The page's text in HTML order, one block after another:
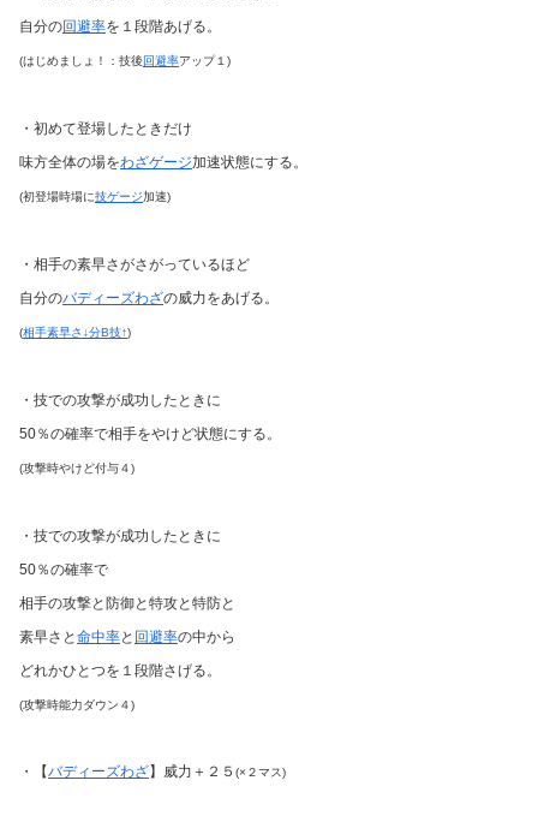
自分の回避率を１段階あげる。
(はじめましょ！：技後回避率アップ１)
・初めて登場したときだけ
味方全体の場をわざゲージ加速状態にする。
(初登場時場に技ゲージ加速)
・相手の素早さがさがっているほど
自分のバディーズわざの威力をあげる。
(相手素早さ↓分B技↑)
・技での攻撃が成功したときに
50％の確率で相手をやけど状態にする。
(攻撃時やけど付与４)
・技での攻撃が成功したときに
50％の確率で
相手の攻撃と防御と特攻と特防と
素早さと 命中率と 回避率の中から
どれかひとつを１段階さげる。
(攻撃時能力ダウン４)
・【バディーズわざ】威力＋２５ (×２マス)